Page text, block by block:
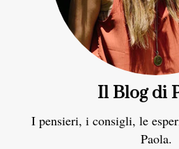
Il Blog di
I pensieri, i consigli, le
Paola.